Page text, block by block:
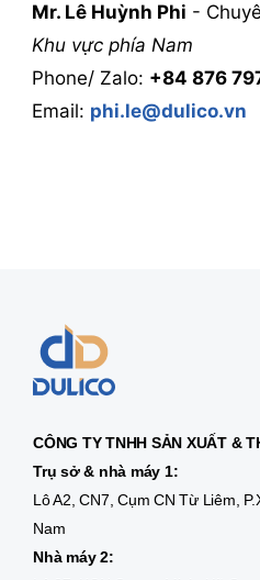
Mr. Lê Huỳnh Phi -
Khu vực phía Nam
Phone/ Zalo: ‭ +84 876
Email: phi.le@dulico.vn
CÔNG TY TNHH SẢN XUẤT &
Trụ sở & nhà máy 1:
Lô A2, CN7, Cụm CN Từ Liêm,
Nam
Nhà máy 2: